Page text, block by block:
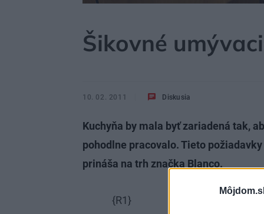
Šikovné
10. 02. 2011 Diskusia
Kuchyňa by mala byť zariadená tak,
pohodlne pracovalo. Tieto
prináša na trh značka Blanco.
{R1}